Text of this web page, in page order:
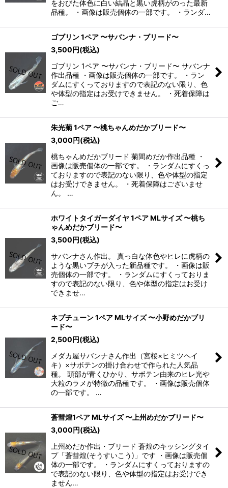
をおびた体色に白い結晶と黒い虎柄がのった最新
品種。 ・画像は販売個体の一部です。 ・ランダ…
ゴブリン 1ペア 〜サバンナ・ブリード〜
3,500円(税込)
ゴブリン 1ペア 〜サバンナ・ブリード〜 サバンナ
作出品種 ・画像は販売個体の一部です。 ・ラン
ダムにすくっておりますので表記のない限り、色
や体型の指定はお受けできません。 ・死着保障は
ご…
朱光菊 1ペア 〜桃ちゃんめだかブリード〜
3,000円(税込)
桃ちゃんめだかブリード 菊間めだか作出品種 ・
画像は販売個体の一部です。 ・ランダムにすくっ
ておりますので表記のない限り、色や体型の指定
はお受けできません。 ・死着保障はございませ
ん。 …
ホワイトタイガーダイヤ 1ペア MLサイズ 〜桃ち
ゃんめだかブリード〜
3,500円(税込)
サバンナさん作出。 真っ白な体色やヒレに虎柄の
ような黒いブチが入った新品種です。 ・画像は販
売個体の一部です。 ・ランダムにすくっておりま
すので表記のない限り、色や体型の指定はお受け
できませ…
ネプチューン 1ペア MLサイズ 〜小野めだかブリ
ード〜
2,500円(税込)
メダカ屋サバンナさん作出（宮桜×ヒミツヘイ
キ）×サボテンの掛け合わせで作られた人気品
種。 頭部が青くひかり、サボテン由来のヒレ光や
大粒のラメが特徴の品種です。 ・画像は販売個体
の一部です。 …
蒼彗煌1ペア MLサイズ 〜上州めだかブリード〜
3,000円(税込)
上州めだか作出・ブリード 蒼煌のキッシングタイ
プ「蒼彗煌(そうすいこう)」です ・画像は販売個
体の一部です。 ・ランダムにすくっておりますの
で表記のない限り、色や体型の指定はお受けでき
ません…